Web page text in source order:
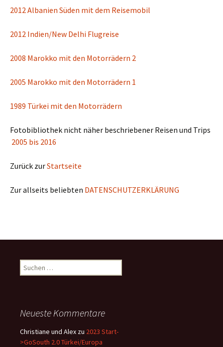
2012 Albanien Süden mit dem Reisemobil
2012 Indien/New Delhi Flugreise
2008 Marokko mit den Motorrädern 2
2005 Marokko mit den Motorrädern 1
1989 Türkei mit den Motorrädern
Fotobibliothek nicht näher beschriebener Reisen und Trips
2005 bis 2016
Zurück zurStartseite
Zur allseits beliebten DATENSCHUTZERKLÄRUNG
Suchen
nach:
Neueste Kommentare
Christiane und Alex zu 2023 Start-
>GoSouth 2.0 Türkei/Europa